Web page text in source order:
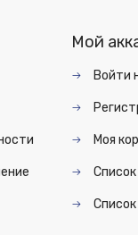
Мой
Войти
Моя